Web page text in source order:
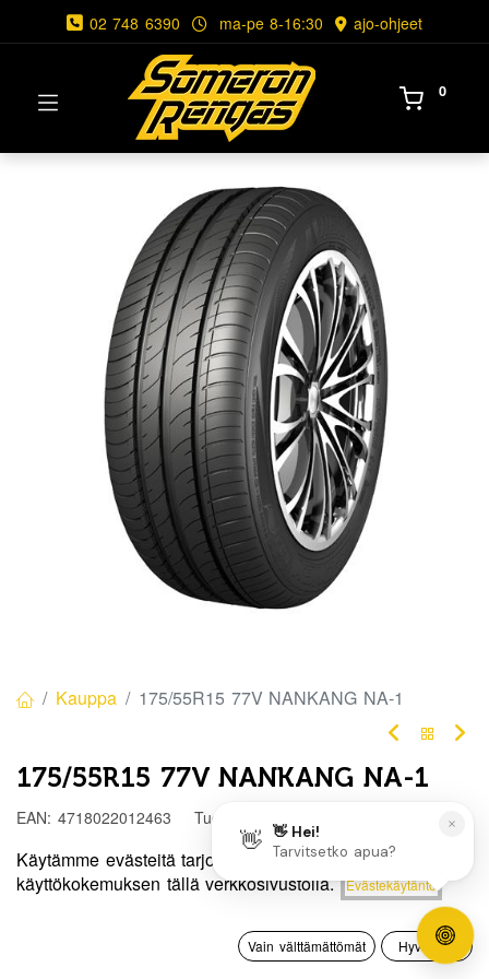
Hinta:
Lisää ostoskoriin
0
Toivelista Tili
02 748 6390 ma-pe 8-16:30 ajo-ohjeet
0
Kauppa 175/55R15 77V NANKANG NA-1
175/55R15 77V NANKANG NA-1
EAN: 4718022012463 Tuotekoodi:
75,00€ / kpl
3 arkipäivää
Käytämme evästeitä tarjotaksemme sinulle paremman
käyttökokemuksen tällä verkkosivustolla.
Evästekäytäntö
Vain välttämättömät Hyväksyn